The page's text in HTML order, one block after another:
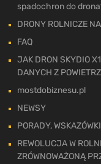
spadochron do
DRONY ROLNICZE
FAQ
JAK DRON SKYDIO
DANYCH Z
mostdobiznesu.pl
NEWSY
PORADY,
REWOLUCJA W
ZRÓWNOWAŻONĄ